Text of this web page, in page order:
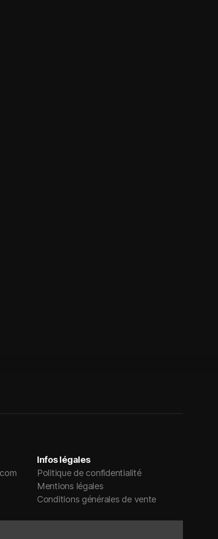
Infos légales
Politique de confidentialité
Mentions légales
Conditions générales de vente